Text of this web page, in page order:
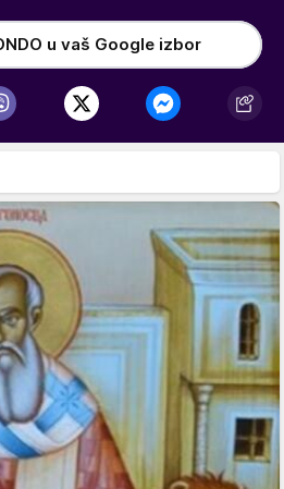
u vaš Google izbor